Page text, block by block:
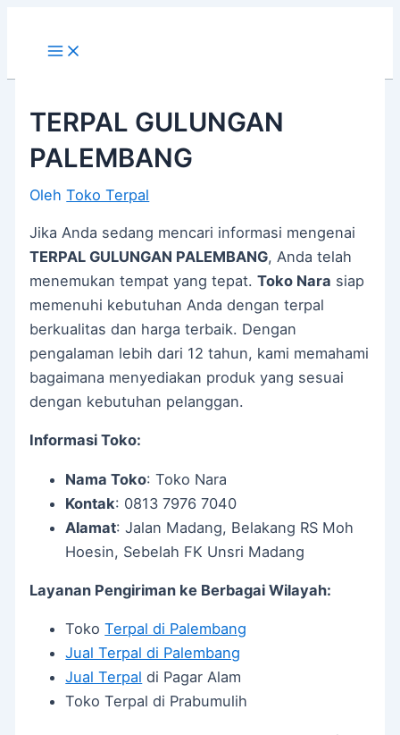
konten
TERPAL GULUNGAN
PALEMBANG
OlehToko Terpal
Jika Anda sedang mencari informasi mengenai
TERPAL GULUNGAN PALEMBANG, Anda telah
menemukan tempat yang tepat.Toko Nara siap
memenuhi kebutuhan Anda dengan terpal
berkualitas dan harga terbaik. Dengan
pengalaman lebih dari 12 tahun, kami memahami
bagaimana menyediakan produk yang sesuai
dengan kebutuhan pelanggan.
Informasi Toko:
Nama Toko: Toko Nara
Kontak: 0813 7976 7040
Alamat: Jalan Madang, Belakang RS Moh
Hoesin, Sebelah FK Unsri Madang
Layanan Pengiriman ke Berbagai Wilayah:
TokoTerpal di Palembang
Jual Terpal di Palembang
Jual Terpal di Pagar Alam
Toko Terpal di Prabumulih